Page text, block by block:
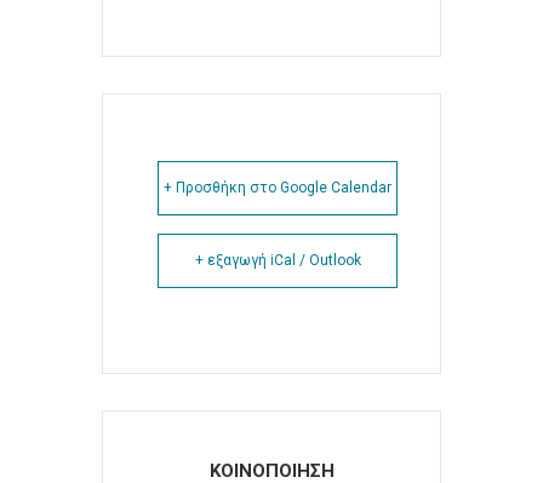
+ Προσθήκη στο Google Calendar
+ εξαγωγή iCal / Outlook
ΚΟΙΝΟΠΟΙΗΣΗ